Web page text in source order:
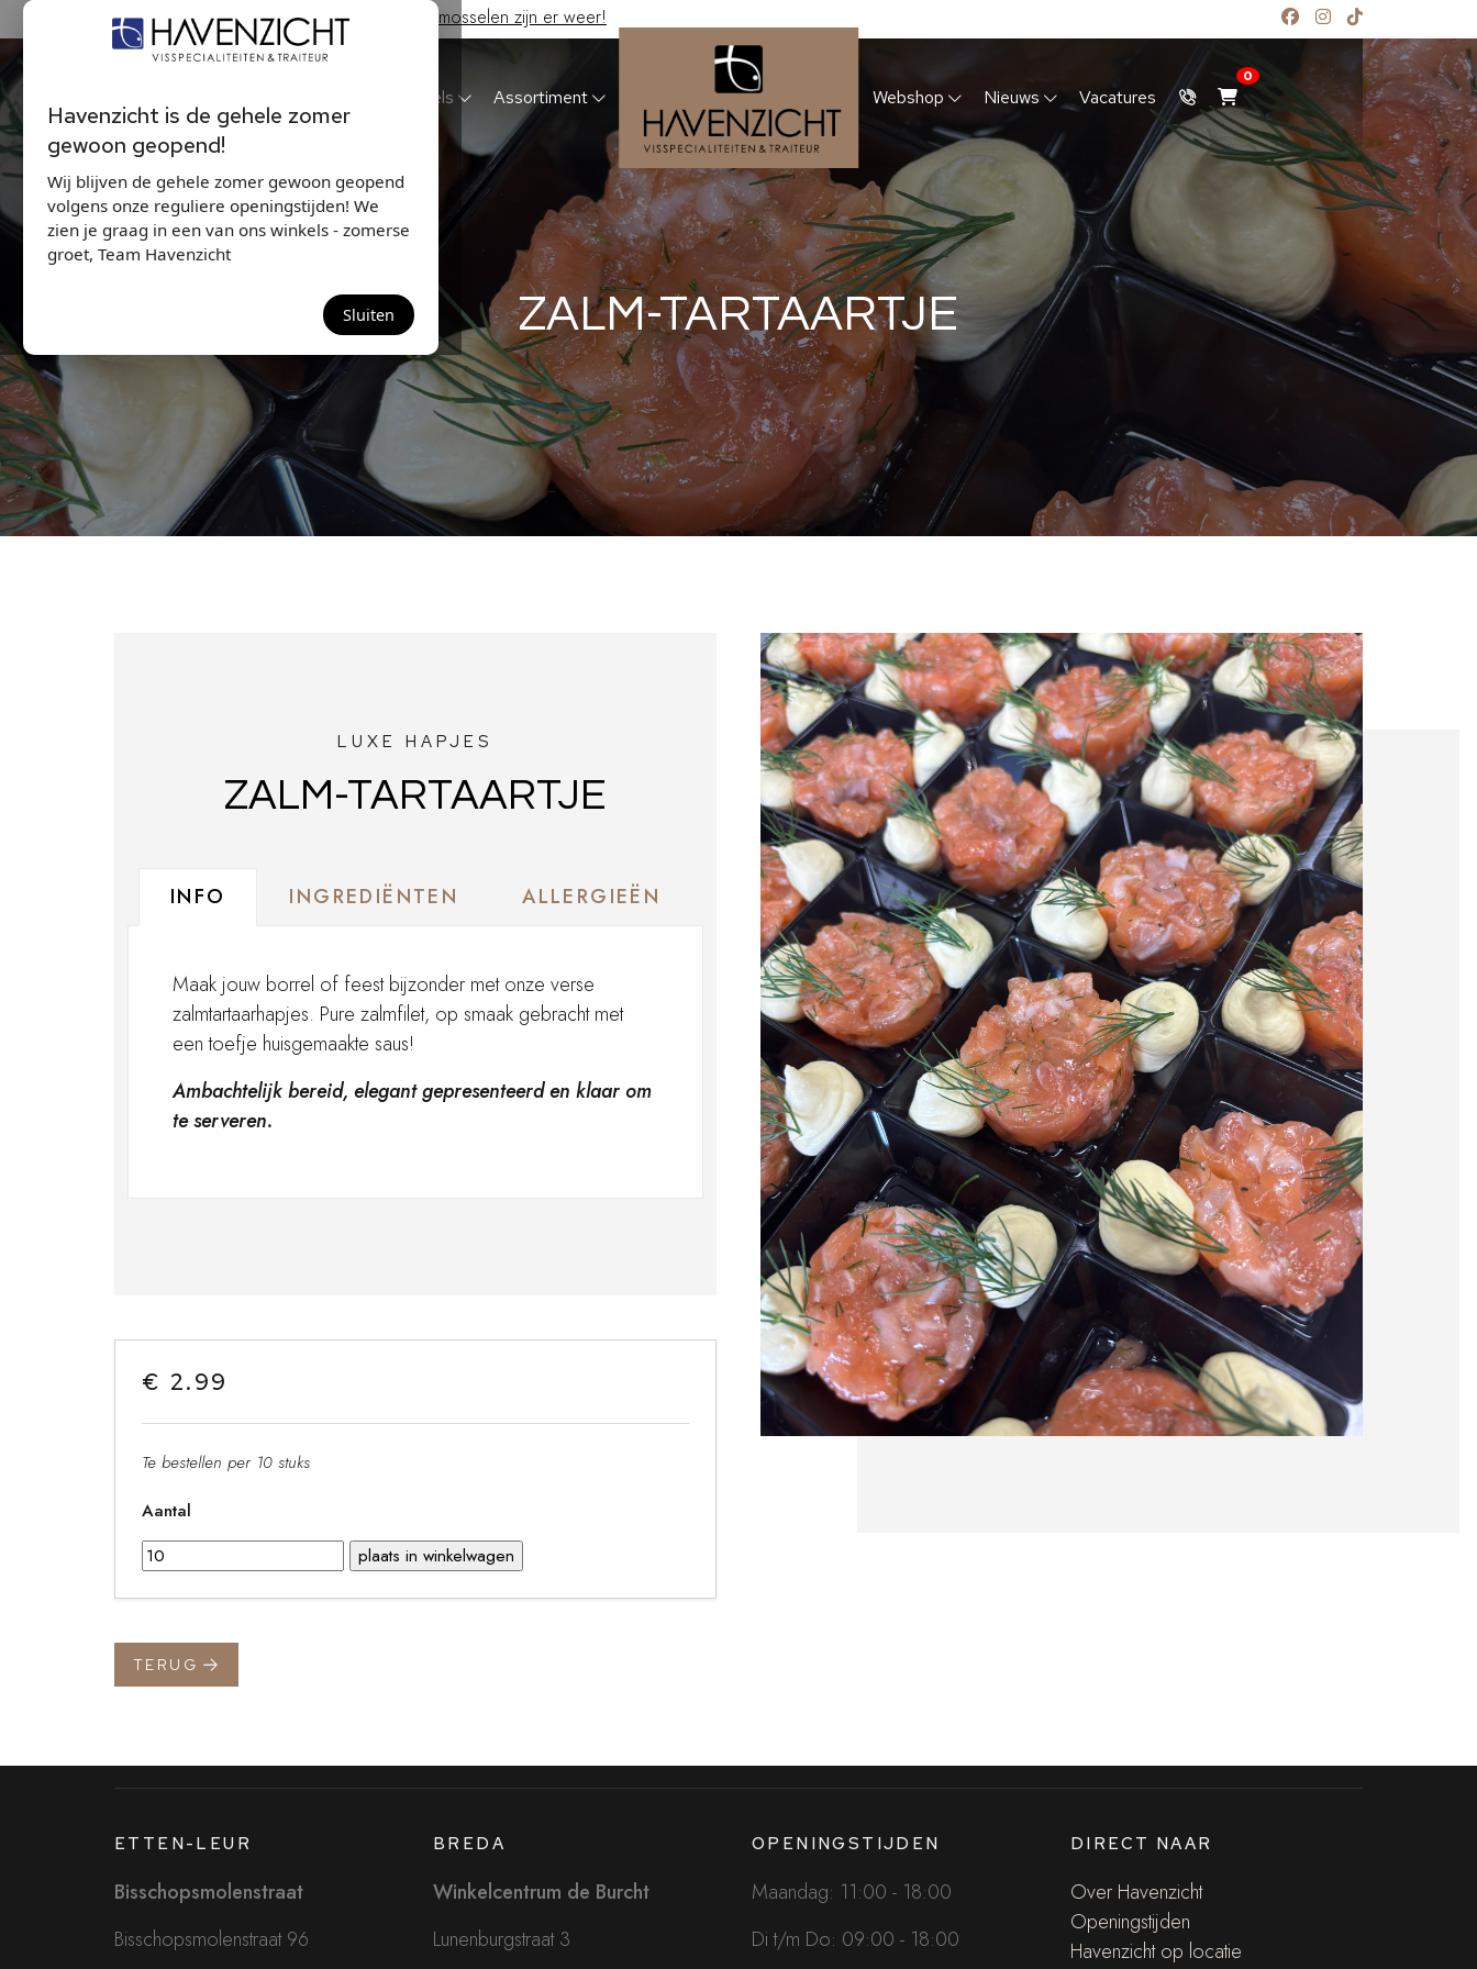
Havenzicht is de gehele zomer
gewoon geopend!
Wij blijven de gehele zomer gewoon geopend
volgens onze reguliere openingstijden! We
zien je graag in een van ons winkels - zomerse
groet, Team Havenzicht
Sluiten
Hollandse Nieuwe & Zeeuwse bodem mosselen zijn er weer!
Winkels Assortiment Webshop Nieuws Vacatures
0
ZALM-TARTAARTJE
LUXE HAPJES
ZALM-TARTAARTJE
INFO INGREDIËNTEN ALLERGIEËN
Maak jouw borrel of feest bijzonder met onze verse
zalmtartaarhapjes. Pure zalmfilet, op smaak gebracht met
een toefje huisgemaakte saus!
Ambachtelijk bereid, elegant gepresenteerd en klaar om
te serveren.
€ 2.99
Te bestellen per 10 stuks
Aantal
TERUG
ETTEN-LEUR
Bisschopsmolenstraat
Bisschopsmolenstraat 96
BREDA
Winkelcentrum de Burcht
Lunenburgstraat 3
OPENINGSTIJDEN
Maandag: 11:00 - 18:00
Di t/m Do: 09:00 - 18:00
DIRECT NAAR
Over Havenzicht
Openingstijden
Havenzicht op locatie